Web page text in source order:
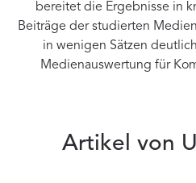
bereitet die Ergebnisse in
Beiträge der studierten
in wenigen Sätzen
Medienauswertung für
Artikel von